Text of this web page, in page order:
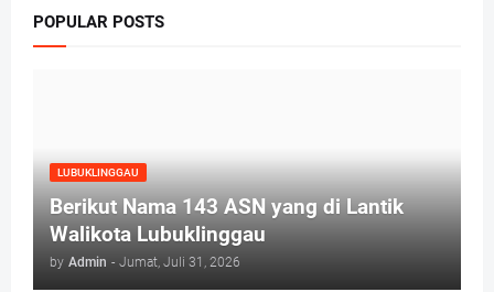
POPULAR POSTS
LUBUKLINGGAU
Berikut Nama 143 ASN yang di Lantik
Walikota Lubuklinggau
by Admin - Jumat, Juli 31, 2026